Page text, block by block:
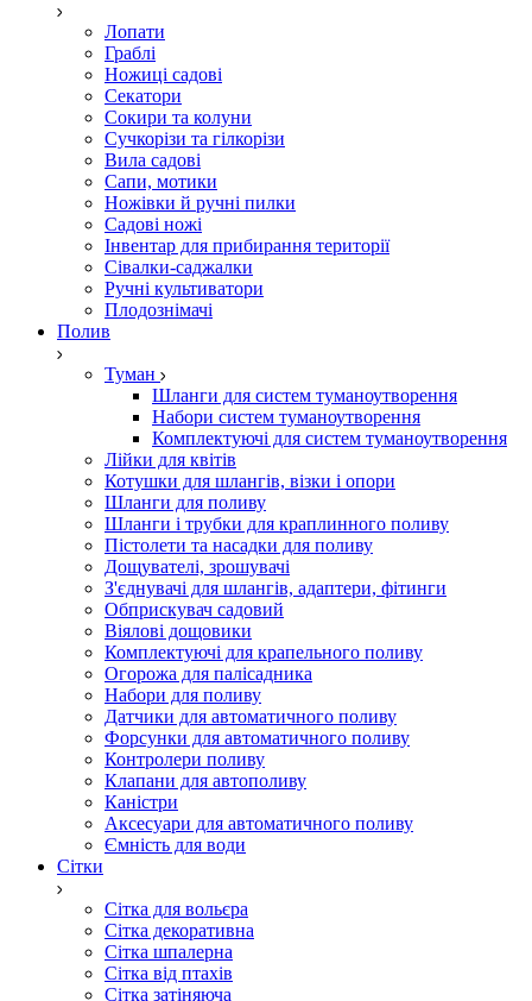
Лопати
Граблі
Ножиці садові
Секатори
Сокири та колуни
Сучкорізи та гілкорізи
Вила садові
Сапи, мотики
Ножівки й ручні пилки
Садові ножі
Інвентар для прибирання території
Сівалки-саджалки
Ручні культиватори
Плодознімачі
Полив
Туман
Шланги для систем туманоутворення
Набори систем туманоутворення
Комплектуючі для систем туманоутворення
Лійки для квітів
Котушки для шлангів, візки і опори
Шланги для поливу
Шланги і трубки для краплинного поливу
Пістолети та насадки для поливу
Дощувателі, зрошувачі
З'єднувачі для шлангів, адаптери, фітинги
Обприскувач садовий
Віялові дощовики
Комплектуючі для крапельного поливу
Огорожа для палісадника
Набори для поливу
Датчики для автоматичного поливу
Форсунки для автоматичного поливу
Контролери поливу
Клапани для автополиву
Каністри
Аксесуари для автоматичного поливу
Ємність для води
Сітки
Сітка для вольєра
Сітка декоративна
Сітка шпалерна
Сітка від птахів
Сітка затіняюча